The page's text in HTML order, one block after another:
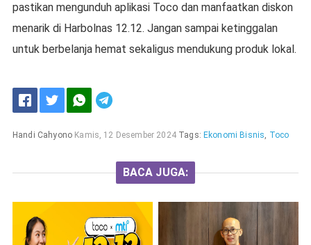
pastikan mengunduh aplikasi Toco dan manfaatkan diskon
menarik di Harbolnas 12.12. Jangan sampai ketinggalan
untuk berbelanja hemat sekaligus mendukung produk lokal.
Handi Cahyono Kamis, 12 Desember 2024 Tags: Ekonomi Bisnis, Toco
BACA JUGA: